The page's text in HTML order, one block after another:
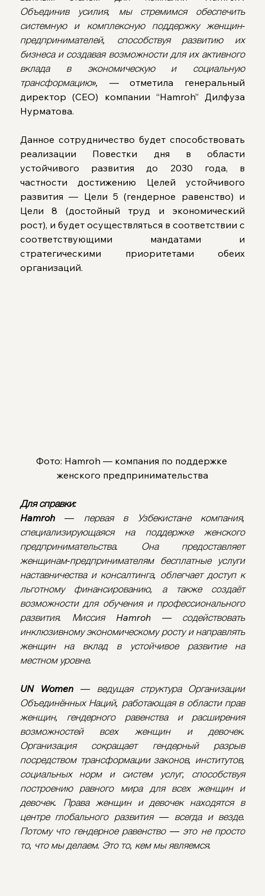
Объединив усилия, мы стремимся обеспечить
системную и комплексную поддержку женщин-
предпринимателей, способствуя развитию их
бизнеса и создавая возможности для их активного
вклада в экономическую и социальную
трансформацию», — отметила генеральный
директор (CEO) компании “Hamroh” Дилфуза
Нурматова.
Данное сотрудничество будет способствовать
реализации Повестки дня в области
устойчивого развития до 2030 года, в
частности достижению Целей устойчивого
развития — Цели 5 (гендерное равенство) и
Цели 8 (достойный труд и экономический
рост), и будет осуществляться в соответствии с
соответствующими мандатами и
стратегическими приоритетами обеих
организаций.
Фото: Hamroh — компания по поддержке
женского предпринимательства
Для справки:
Hamroh — первая в Узбекистане компания,
специализирующаяся на поддержке женского
предпринимательства. Она предоставляет
женщинам-предпринимателям бесплатные услуги
наставничества и консалтинга, облегчает доступ к
льготному финансированию, а также создаёт
возможности для обучения и профессионального
развития. Миссия Hamroh — содействовать
инклюзивному экономическому росту и направлять
женщин на вклад в устойчивое развитие на
местном уровне.
UN Women — ведущая структура Организации
Объединённых Наций, работающая в области прав
женщин, гендерного равенства и расширения
возможностей всех женщин и девочек.
Организация сокращает гендерный разрыв
посредством трансформации законов, институтов,
социальных норм и систем услуг, способствуя
построению равного мира для всех женщин и
девочек. Права женщин и девочек находятся в
центре глобального развития — всегда и везде.
Потому что гендерное равенство — это не просто
то, что мы делаем. Это то, кем мы являемся.